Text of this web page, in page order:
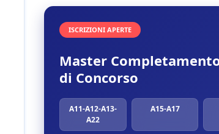
ISCRIZIONI APERTE
Master
di Concorso
A11-A12-A13-
A22
A15-A17